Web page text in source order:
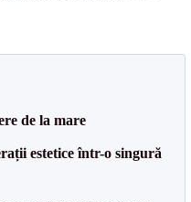
de la mare
estetice într-o singură